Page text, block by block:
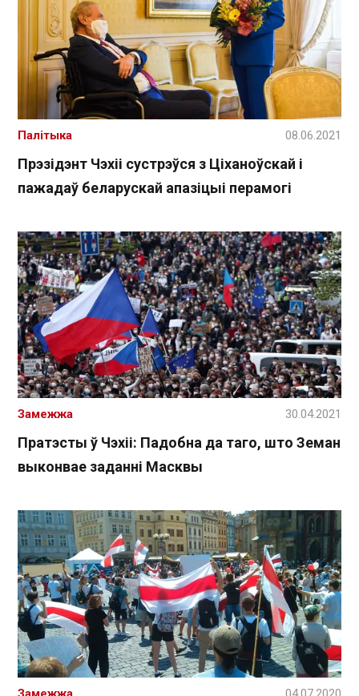
Прэзідэнт Чэхіі сустрэўся з Ціханоўскай і
пажадаў беларускай апазіцыі перамогі
Палітыка 08.06.2021
Пратэсты ў Чэхіі: Падобна да таго, што Земан
выконвае заданні Масквы
Замежжа 30.04.2021